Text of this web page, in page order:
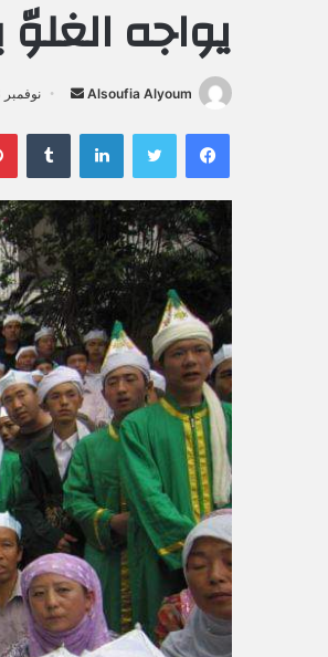
يواجه
Alsoufia Alyoum
ل
ب
ر
ي
د
إ
ل
ك
ت
ر
و
ن
ي
ا
نوفمبر 13, 2025
فيسبوك لينكدإن